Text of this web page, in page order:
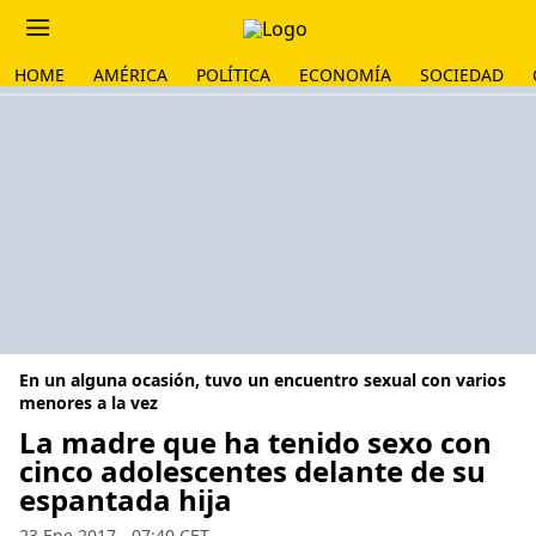
HOME AMÉRICA POLÍTICA ECONOMÍA SOCIEDAD
En un alguna ocasión, tuvo un encuentro sexual con varios
menores a la vez
La madre que ha tenido sexo con
cinco adolescentes delante de su
espantada hija